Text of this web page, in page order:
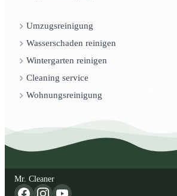
Umzugsreinigung
Wasserschaden reinigen
Wintergarten reinigen
Cleaning service
Wohnungsreinigung
Mr. Cleaner